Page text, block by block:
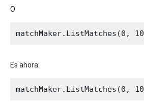
O
Es ahora: